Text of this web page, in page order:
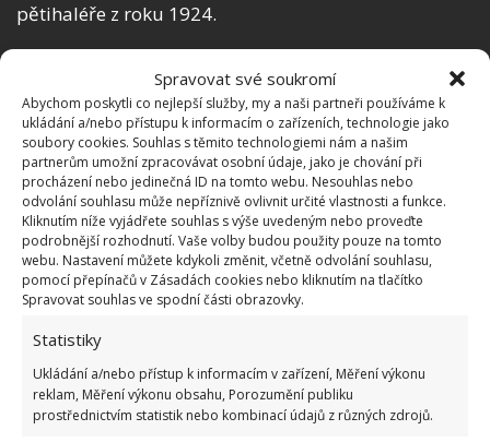
Spravovat své soukromí
Abychom poskytli co nejlepší služby, my a naši partneři používáme k
ukládání a/nebo přístupu k informacím o zařízeních, technologie jako
soubory cookies. Souhlas s těmito technologiemi nám a našim
partnerům umožní zpracovávat osobní údaje, jako je chování při
procházení nebo jedinečná ID na tomto webu. Nesouhlas nebo
odvolání souhlasu může nepříznivě ovlivnit určité vlastnosti a funkce.
Kliknutím níže vyjádřete souhlas s výše uvedeným nebo proveďte
podrobnější rozhodnutí. Vaše volby budou použity pouze na tomto
webu. Nastavení můžete kdykoli změnit, včetně odvolání souhlasu,
pomocí přepínačů v Zásadách cookies nebo kliknutím na tlačítko
Spravovat souhlas ve spodní části obrazovky.
Statistiky
Ukládání a/nebo přístup k informacím v zařízení, Měření výkonu
reklam, Měření výkonu obsahu, Porozumění publiku
prostřednictvím statistik nebo kombinací údajů z různých zdrojů.
pětihaléře z roku 1924.